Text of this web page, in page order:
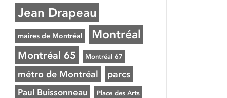
Jean Drapeau
maires de Montréal Montréal
Montréal 65 Montréal 67
métro de Montréal parcs
Paul Buissonneau Place des Arts